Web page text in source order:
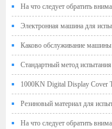
На что следует обратить
электрогидравлической
Электронная машина для
Каково обслуживание машины
Стандартный метод
металлического материала.
1000KN Digital Display Cover
Резиновый материал для
На что следует обратить